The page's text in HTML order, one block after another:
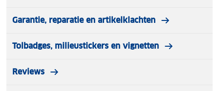
Garantie, reparatie en artikelklachten
Tolbadges, milieustickers en vignetten
Reviews